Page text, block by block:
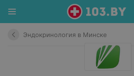
Эндокринология в Минске